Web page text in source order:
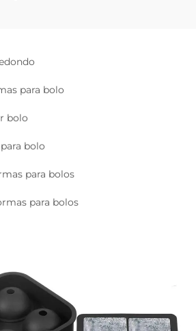
para bolo
bolo
bolo
para bolos
para bolos